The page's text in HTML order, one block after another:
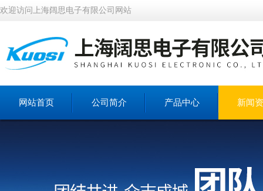
欢迎访问上海阔思电子有限公司网站
网站首页 公司简介 产品中心 新闻